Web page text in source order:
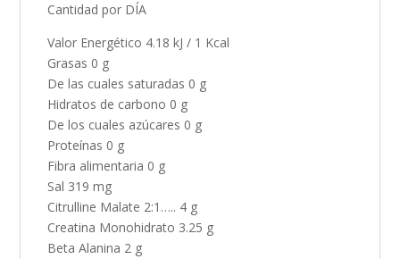
Cantidad por DÍA
Valor Energético 4.18 kJ / 1 Kcal
Grasas 0 g
De las cuales saturadas 0 g
Hidratos de carbono 0 g
De los cuales azúcares 0 g
Proteínas 0 g
Fibra alimentaria 0 g
Sal 319 mg
Citrulline Malate 2:1….. 4 g
Creatina Monohidrato 3.25 g
Beta Alanina 2 g